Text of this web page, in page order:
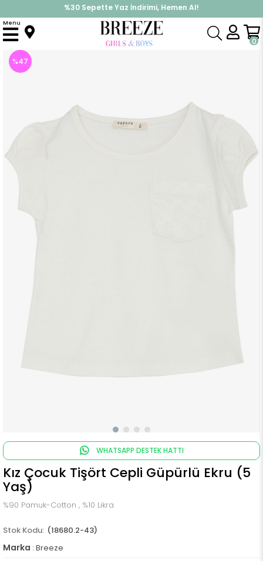
%30 Sepette Yaz İndirimi, Hemen Al!
İndirimlere ek %10 İndirimi Kap, Hemen Üye Ol!
0
Menu
Anasayfa Üst Giyim Tişört
%47
WHATSAPP DESTEK HATTI
Kız Çocuk Tişört Cepli Güpürlü Ekru (5
Yaş)
%90 Pamuk-Cotton , %10 Likra
(18680.2-43)
Marka : Breeze